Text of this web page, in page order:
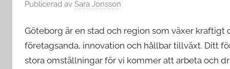
Publicerad av Sara Jonsson
Göteborg är en stad och region som växer
företagsanda, innovation och hållbar tillväxt. Ditt
stora omställningar för vi kommer att arbeta och